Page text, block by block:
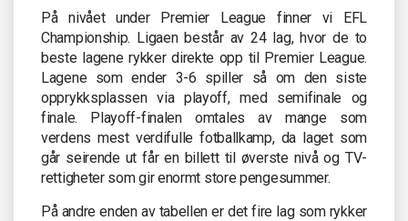
På nivået under Premier League finner vi EFL
Championship. Ligaen består av 24 lag, hvor de to
beste lagene rykker direkte opp til Premier League.
Lagene som ender 3-6 spiller så om den siste
opprykksplassen via playoff, med semifinale og
finale. Playoff-finalen omtales av mange som
verdens mest verdifulle fotballkamp, da laget som
går seirende ut får en billett til øverste nivå og TV-
rettigheter som gir enormt store pengesummer.
På andre enden av tabellen er det fire lag som rykker